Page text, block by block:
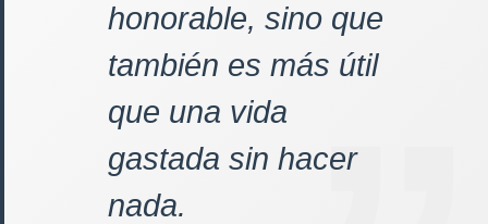
honorable, sino que
también es más útil
que una vida
gastada sin hacer
nada.